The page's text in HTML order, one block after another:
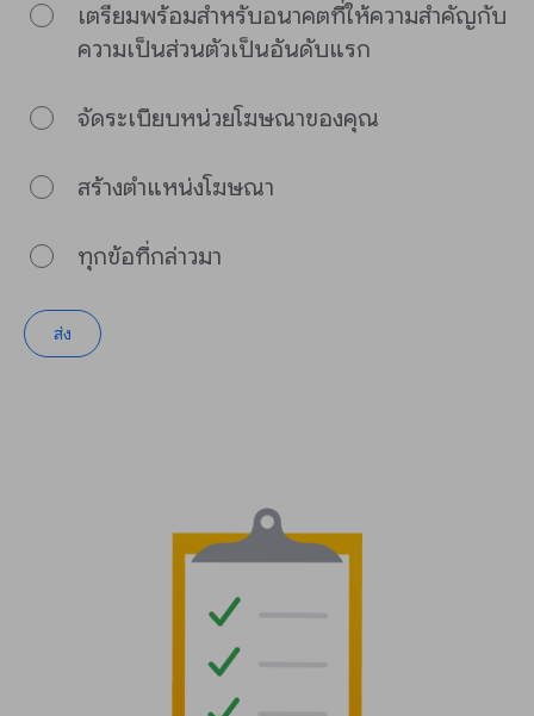
เตรียมพร้อมสำหรับอนาคตที่ให้ความสำคัญกับ
ความเป็นส่วนตัวเป็นอันดับแรก
จัดระเบียบหน่วยโฆษณาของคุณ
สร้างตำแหน่งโฆษณา
ทุกข้อที่กล่าวมา
ส่ง